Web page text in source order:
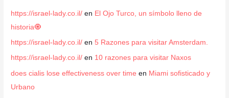
https://israel-lady.co.il/ en El Ojo Turco, un símbolo lleno de
historia🧿
https://israel-lady.co.il/ en 5 Razones para visitar Amsterdam.
https://israel-lady.co.il/ en 10 razones para visitar Naxos
does cialis lose effectiveness over time en Miami sofisticado y
Urbano